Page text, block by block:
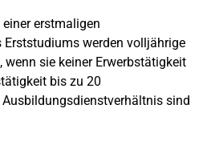
erstmaligen
werden volljährige
sie keiner Erwerbstätigkeit
bis zu 20
sind